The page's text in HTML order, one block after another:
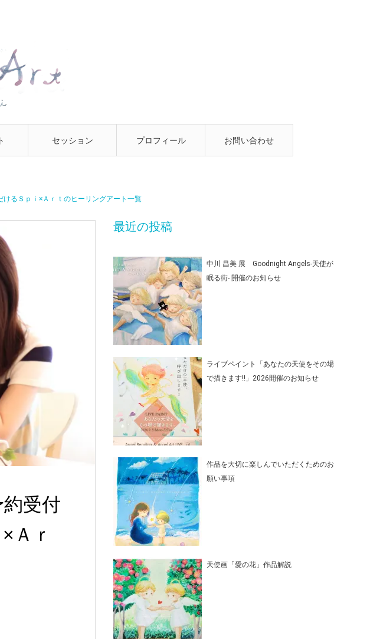
セッション プロフィール お問い合わせ
るＳｐｉ×Ａｒｔのヒーリングアート一覧
受付
Ａｒ
最近の投稿
中川 昌美 展 Goodnight Angels-天使が
眠る街- 開催のお知らせ
ライブペイント「あなたの天使をその場
で描きます‼」2026開催のお知らせ
作品を大切に楽しんでいただくためのお
願い事項
天使画「愛の花」作品解説